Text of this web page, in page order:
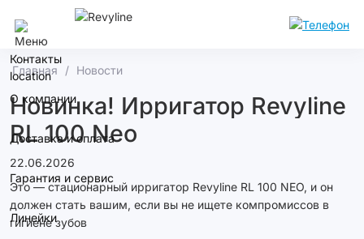
Контакты
О компании
Доставка и оплата
Гарантия и сервис
Линейки
Главная Новости
Новинка! Ирригатор Revyline
RL 100 Neo
22.06.2026
Это — стационарный ирригатор Revyline RL 100 NEO, и он
должен стать вашим, если вы не ищете компромиссов в
гигиене зубов